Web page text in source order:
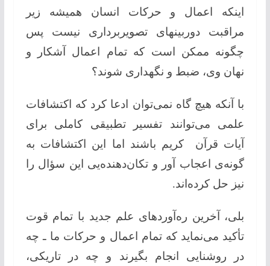
اینکه اعمال و حركات انسان همیشه زیر
مراقبت دوربینهای تصویربرداری نیست پس
چگونه ممكن است كه تمام اعمال آشكار و
نهان وی، ضبط و نگهداری شوند؟
با آنکه هیچ گاه نمی‌توان ادعا كرد كه اكتشافات
علمی می‌توانند تفسیر تطبیقی كاملی برای
آیات قرآن كریم باشند اما این اكتشافات به
گونه‌ی اعجاب آور و تكان‌دهنده‌یی این سؤال را
نیز حل كرده‌اند.
بلی، آخرین ره‌آوردهای علم جدید با تمام قوت
تأكید می‌نماید كه تمام اعمال و حركات ما ـ چه
در روشنایی انجام بگیرند و چه در تاریكی،